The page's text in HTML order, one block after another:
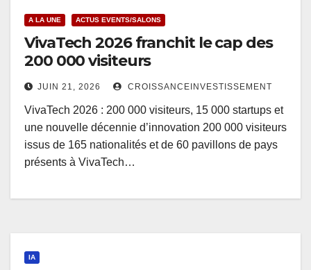
A LA UNE ACTUS EVENTS/SALONS
VivaTech 2026 franchit le cap des
200 000 visiteurs
JUIN 21, 2026 CROISSANCEINVESTISSEMENT
VivaTech 2026 : 200 000 visiteurs, 15 000 startups et
une nouvelle décennie d’innovation 200 000 visiteurs
issus de 165 nationalités et de 60 pavillons de pays
présents à VivaTech…
IA